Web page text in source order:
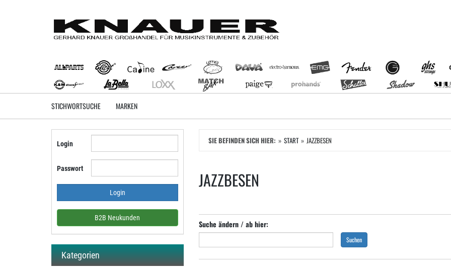
STICHWORTSUCHE MARKEN
SIE BEFINDEN SICH HIER: START JAZZBESEN
JAZZBESEN
Suche ändern / ab hier:
Suchen
Login
Passwort
B2B Neukunden
Kategorien